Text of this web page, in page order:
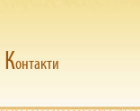
Контакти